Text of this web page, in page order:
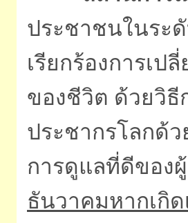
ประชาชนในระ
เรียกร้องการเ
ของชีวิต ด้วยวิธี
ประชากรโลกด้
การดูแลที่ดีของ
ธันวาคมหากเกิ